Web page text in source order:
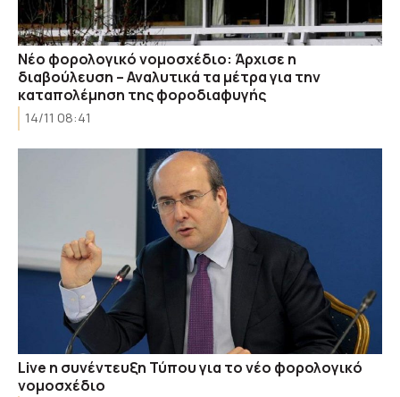
Νέο φορολογικό νομοσχέδιο: Άρχισε η
διαβούλευση – Αναλυτικά τα μέτρα για την
καταπολέμηση της φοροδιαφυγής
14/11 08:41
Live η συνέντευξη Τύπου για το νέο φορολογικό
νομοσχέδιο